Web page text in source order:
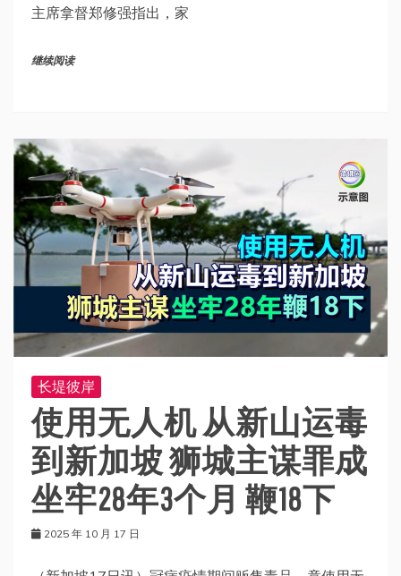
主席拿督郑修强指出，家
继续阅读
长堤彼岸
使用无人机 从新山运毒
到新加坡 狮城主谋罪成
坐牢28年3个月 鞭18下
2025 年 10 月 17 日